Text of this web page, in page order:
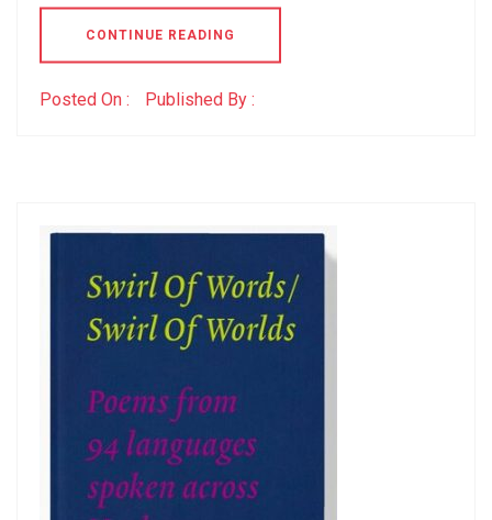
CONTINUE READING
Posted On : Published By :